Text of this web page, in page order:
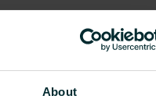
About